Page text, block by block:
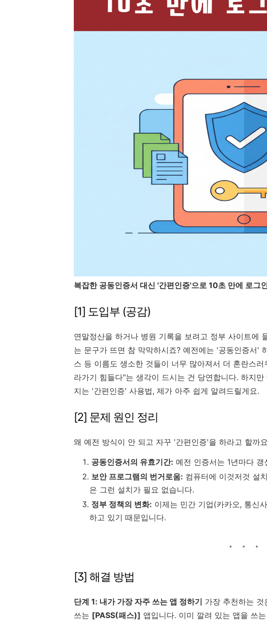
복잡한 공동인증서 대신 '간편인증'으로 10초 만에 로그
[1] 도입부 (공감)
연말정산을 하거나 병원 기록을 보려고 정부 사이트에
는 문구가 뜨면 참 막막하시죠? 예전에는 '공동인증서'
스 등 이름도 생소한 것들이 너무 많아져서 더 혼란스
라가기 힘들다"는 생각이 드시는 건 당연합니다. 하지
지는 '간편인증' 사용법, 제가 아주 쉽게 알려드릴게요.
[2] 문제 원인 정리
왜 예전 방식이 안 되고 자꾸 '간편인증'을 하라고 할까
공동인증서의 유효기간: 예전 인증서는 1년마다
보안 프로그램의 번거로움: 컴퓨터에 이것저것 설
은 그런 설치가 필요 없습니다.
정부 정책의 변화: 이제는 민간 기업(카카오, 통신
하고 있기 때문입니다.
[3] 해결 방법
단계 1: 내가 가장 자주 쓰는 앱 정하기 가장 추천하는
쓰는 [PASS(패스)] 앱입니다. 이미 깔려 있는 앱을 쓰